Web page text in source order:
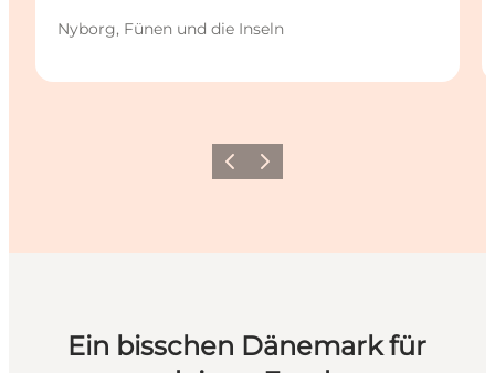
Nyborg, Fünen und die Inseln
ZurückWeiter
Ein bisschen Dänemark für